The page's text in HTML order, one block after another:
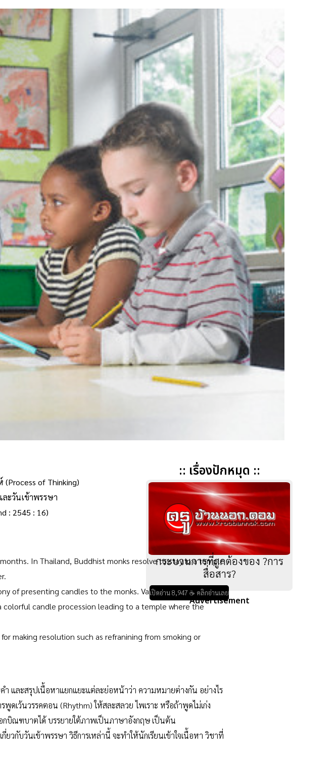
(Process of Thinking)
ละวันเข้าพรรษา
: 2545 : 16)
In Thailand, Buddhist monks resolve to stay in a temple
of presenting candles to the monks. Various institutions e.g.
candle procession leading to a temple where the
making resolution such as refranining from smoking or
ำ และสรุปเนื้อหาแยกแยะแต่ละย่อหน้าว่า ความหมายต่างกัน อย่างไร
ดเว้นวรรคตอน (Rhythm) ให้สละสลวย ไพเราะ หรือถ้าพูดไม่เก่ง
บิณฑบาตได้ บรรยายใต้ภาพเป็นภาษาอังกฤษ เป็นต้น
ยวกับวันเข้าพรรษา วิธีการเหล่านี้ จะทำให้นักเรียนเข้าใจเนื้อหา วิชาที่
:: เรื่องปักหมุด ::
กระบวนการที่ถูกต้องของ ?การ
สื่อสาร?
เปิดอ่าน 8,947 ☕ คลิกอ่านเลย
Advertisement